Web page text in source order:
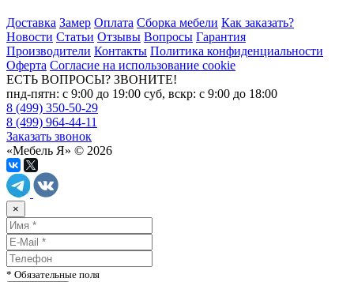
Доставка Замер Оплата Сборка мебели Как заказать?
Новости Статьи Отзывы Вопросы Гарантия
Производители Контакты Политика конфиденциальности
Оферта Согласие на использование cookie
ЕСТЬ ВОПРОСЫ? ЗВОНИТЕ!
пнд-пятн: с 9:00 до 19:00 суб, вскр: с 9:00 до 18:00
8 (499) 350-50-29
8 (499) 964-44-11
Заказать звонок
«Мебель Я» © 2026
×
* Обязательные поля